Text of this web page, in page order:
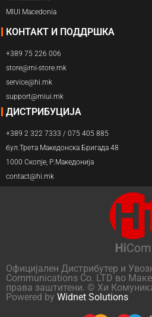
MIUI Macedonia
КОНТАКТ И ПОДДРШКА
+389 75 226 006
store@mi-store.mk
service@hi.mk
support@miui.mk
ДИСТРИБУЦИЈА
+389 2 322 7333 / 075 405 885
бул.Трета Македонска Бригада 48
1000 Скопје, Р.Македонија
contact@hi.mk
Официјален Дистрибутер и
Communications Co. LTD во
права заштитени. © Хи
Powered by Widnet Solutions